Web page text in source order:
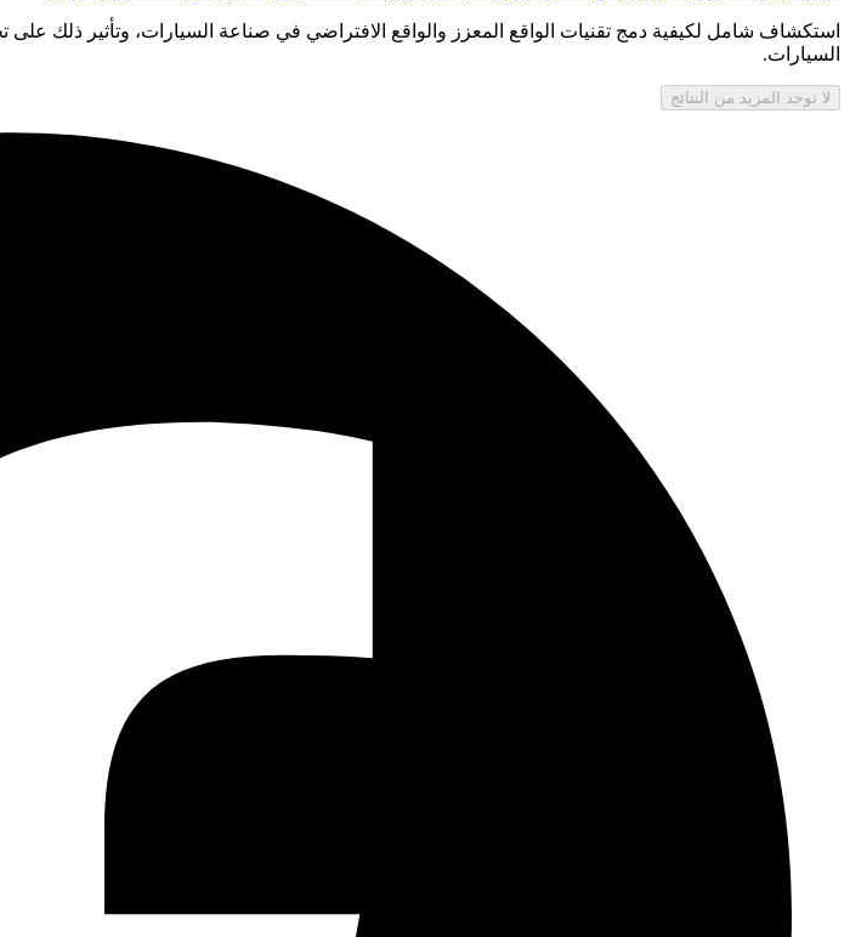
استكشاف شامل لكيفية دمج تقنيات الواقع المعزز والواقع الافتراضي في صناعة السيارات، وتأثير ذلك على
السيارات.
لا توجد المزيد من النتائج